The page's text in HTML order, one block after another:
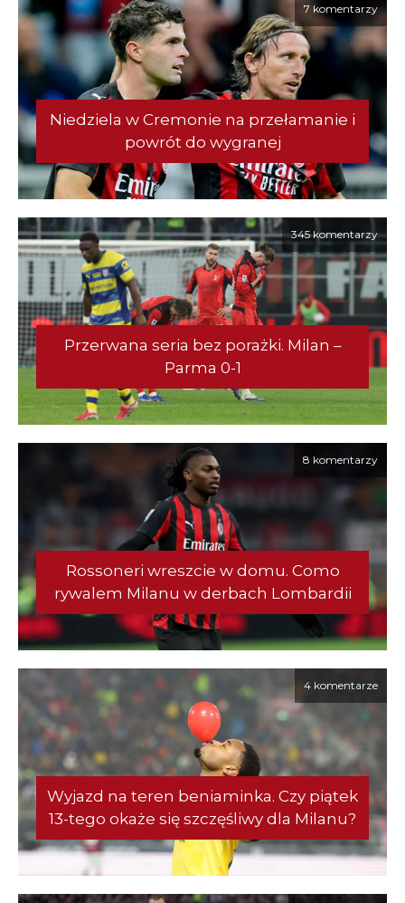
7 komentarzy
Niedziela w Cremonie na przełamanie i
powrót do wygranej
345 komentarzy
Przerwana seria bez porażki. Milan –
Parma 0-1
8 komentarzy
Rossoneri wreszcie w domu. Como
rywalem Milanu w derbach Lombardii
4 komentarze
Wyjazd na teren beniaminka. Czy piątek
13-tego okaże się szczęśliwy dla Milanu?